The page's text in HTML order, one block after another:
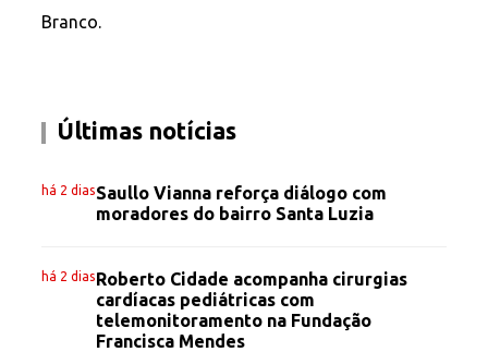
Branco.
Últimas notícias
há 2 diasSaullo Vianna reforça diálogo com
moradores do bairro Santa Luzia
há 2 diasRoberto Cidade acompanha cirurgias
cardíacas pediátricas com
telemonitoramento na Fundação
Francisca Mendes